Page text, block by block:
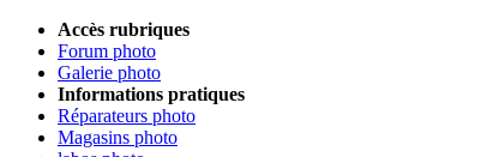
Accès rubriques
Forum photo
Galerie photo
Informations pratiques
Réparateurs photo
Magasins photo